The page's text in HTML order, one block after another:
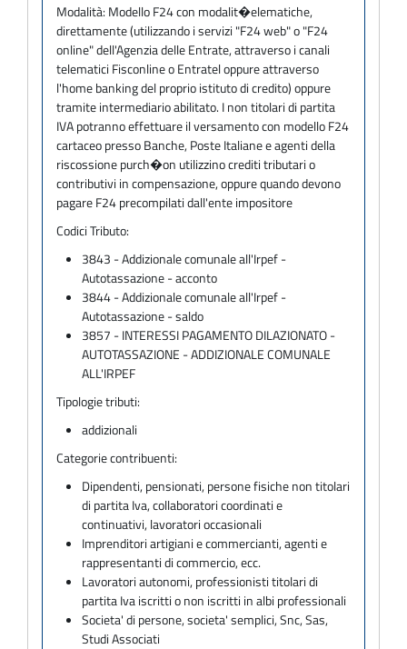
Modalità: Modello F24 con modalit�elematiche,
direttamente (utilizzando i servizi "F24 web" o "F24
online" dell'Agenzia delle Entrate, attraverso i canali
telematici Fisconline o Entratel oppure attraverso
l'home banking del proprio istituto di credito) oppure
tramite intermediario abilitato. I non titolari di partita
IVA potranno effettuare il versamento con modello F24
cartaceo presso Banche, Poste Italiane e agenti della
riscossione purch�on utilizzino crediti tributari o
contributivi in compensazione, oppure quando devono
pagare F24 precompilati dall'ente impositore
Codici Tributo:
3843 - Addizionale comunale all'Irpef -
Autotassazione - acconto
3844 - Addizionale comunale all'Irpef -
Autotassazione - saldo
3857 - INTERESSI PAGAMENTO DILAZIONATO -
AUTOTASSAZIONE - ADDIZIONALE COMUNALE
ALL'IRPEF
Tipologie tributi:
addizionali
Categorie contribuenti:
Dipendenti, pensionati, persone fisiche non titolari
di partita Iva, collaboratori coordinati e
continuativi, lavoratori occasionali
Imprenditori artigiani e commercianti, agenti e
rappresentanti di commercio, ecc.
Lavoratori autonomi, professionisti titolari di
partita Iva iscritti o non iscritti in albi professionali
Societa' di persone, societa' semplici, Snc, Sas,
Studi Associati